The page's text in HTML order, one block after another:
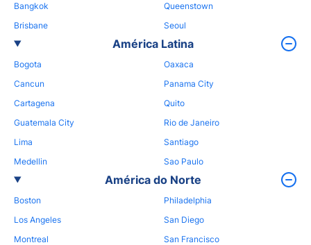
Bangkok
Brisbane
Queenstown
Seoul
América Latina
Bogota
Cancun
Cartagena
Guatemala City
Lima
Medellin
Oaxaca
Panama City
Quito
Rio de Janeiro
Santiago
Sao Paulo
América do Norte
Boston
Los Angeles
Montreal
Philadelphia
San Diego
San Francisco